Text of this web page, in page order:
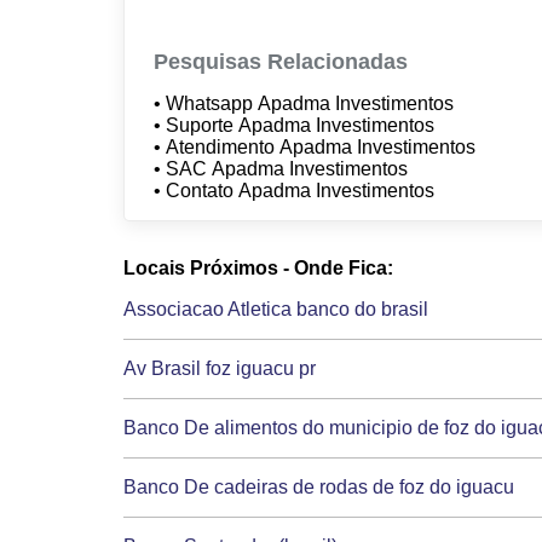
Pesquisas Relacionadas
• Whatsapp Apadma Investimentos
• Suporte Apadma Investimentos
• Atendimento Apadma Investimentos
• SAC Apadma Investimentos
• Contato Apadma Investimentos
Locais Próximos - Onde Fica:
Associacao Atletica banco do brasil
Av Brasil foz iguacu pr
Banco De alimentos do municipio de foz do
Banco De cadeiras de rodas de foz do iguacu